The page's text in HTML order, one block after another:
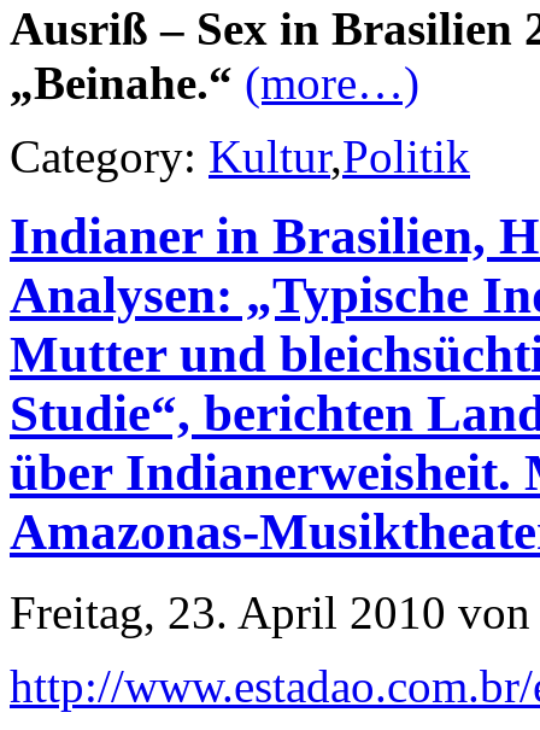
Ausriß – Sex in Brasilien
„Beinahe.“ (more…)
Category: Kultur,Politik
Indianer in Brasilien,
Analysen: „Typische
Mutter und
Studie“, berichten
über Indianerweisheit.
Amazonas-
Freitag, 23. April 2010
http://